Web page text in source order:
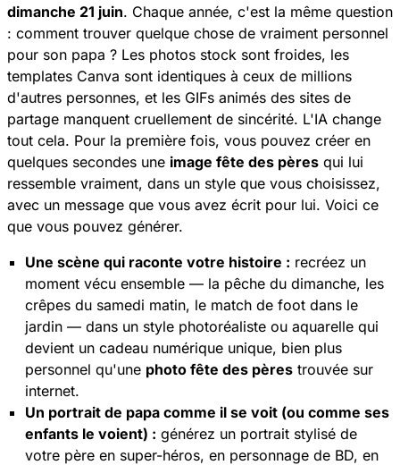
dimanche 21 juin. Chaque année, c'est la même question
: comment trouver quelque chose de vraiment personnel
pour son papa ? Les photos stock sont froides, les
templates Canva sont identiques à ceux de millions
d'autres personnes, et les GIFs animés des sites de
partage manquent cruellement de sincérité. L'IA change
tout cela. Pour la première fois, vous pouvez créer en
quelques secondes une image fête des pères qui lui
ressemble vraiment, dans un style que vous choisissez,
avec un message que vous avez écrit pour lui. Voici ce
que vous pouvez générer.
Une scène qui raconte votre histoire : recréez un
moment vécu ensemble — la pêche du dimanche, les
crêpes du samedi matin, le match de foot dans le
jardin — dans un style photoréaliste ou aquarelle qui
devient un cadeau numérique unique, bien plus
personnel qu'une photo fête des pères trouvée sur
internet.
Un portrait de papa comme il se voit (ou comme ses
enfants le voient) : générez un portrait stylisé de
votre père en super-héros, en personnage de BD, en